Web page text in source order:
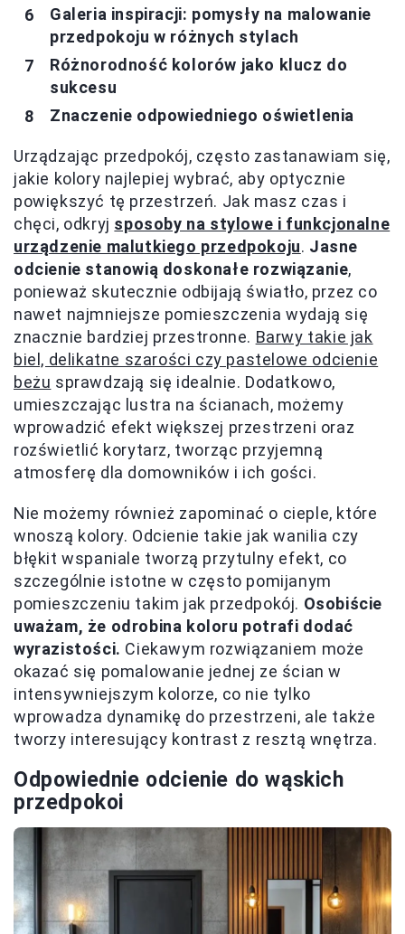
Galeria inspiracji: pomysły na malowanie
przedpokoju w różnych stylach
Różnorodność kolorów jako klucz do
sukcesu
Znaczenie odpowiedniego oświetlenia
Urządzając przedpokój, często zastanawiam się,
jakie kolory najlepiej wybrać, aby optycznie
powiększyć tę przestrzeń. Jak masz czas i
chęci, odkryj sposoby na stylowe i funkcjonalne
urządzenie malutkiego przedpokoju. Jasne
odcienie stanowią doskonałe rozwiązanie,
ponieważ skutecznie odbijają światło, przez co
nawet najmniejsze pomieszczenia wydają się
znacznie bardziej przestronne. Barwy takie jak
biel, delikatne szarości czy pastelowe odcienie
beżu sprawdzają się idealnie. Dodatkowo,
umieszczając lustra na ścianach, możemy
wprowadzić efekt większej przestrzeni oraz
rozświetlić korytarz, tworząc przyjemną
atmosferę dla domowników i ich gości.
Nie możemy również zapominać o cieple, które
wnoszą kolory. Odcienie takie jak wanilia czy
błękit wspaniale tworzą przytulny efekt, co
szczególnie istotne w często pomijanym
pomieszczeniu takim jak przedpokój. Osobiście
uważam, że odrobina koloru potrafi dodać
wyrazistości. Ciekawym rozwiązaniem może
okazać się pomalowanie jednej ze ścian w
intensywniejszym kolorze, co nie tylko
wprowadza dynamikę do przestrzeni, ale także
tworzy interesujący kontrast z resztą wnętrza.
Odpowiednie odcienie do wąskich
przedpokoi